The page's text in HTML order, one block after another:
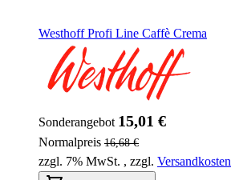
Westhoff Profi Line Caffè Crema
Sonderangebot 15,01 €
Normalpreis 16,68 €
zzgl. 7% MwSt. , zzgl. Versandkosten